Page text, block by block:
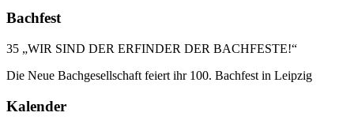
Bachfest
35 „WIR SIND DER ERFINDER DER BACHFESTE!“
Die Neue Bachgesellschaft feiert ihr 100. Bachfest in Leipzig
Kalender